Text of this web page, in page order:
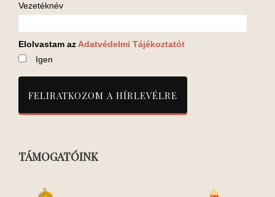
Vezetéknév
Elolvastam az Adatvédelmi Tájékoztatót
Igen
TÁMOGATÓINK